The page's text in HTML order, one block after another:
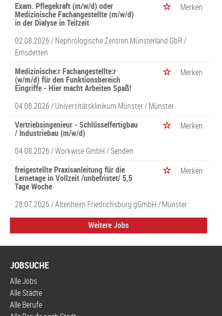
Exam. Pflegekraft (m/w/d) oder
Medizinische Fachangestellte (m/w/d)
in der Dialyse in Teilzeit
Merken
02.08.2026 /Nephrologische Zentren Münsterland GbR/
Emsdetten
Medizinische:r Fachangestellte:r
(w/m/d) für den Funktionsbereich
Eingriffe - Hier macht Arbeiten Spaß!
Merken
04.08.2026 /Universitätsklinikum Münster/ Münster
Vertriebsingenieur - Schlüsselfertigbau
/ Industriebau (m/w/d)
Merken
04.08.2026 /Workwise GmbH/ Senden
freigestellte Praxisanleitung für die
Lernetage in Vollzeit /unbefristet/ 5,5
Tage Woche
Merken
28.07.2026 /Altenheim Friedrichsburg gGmbH/ Münster
Weitere Jobs
JOBSUCHE
Alle Jobs
Alle Städte
Alle Berufe